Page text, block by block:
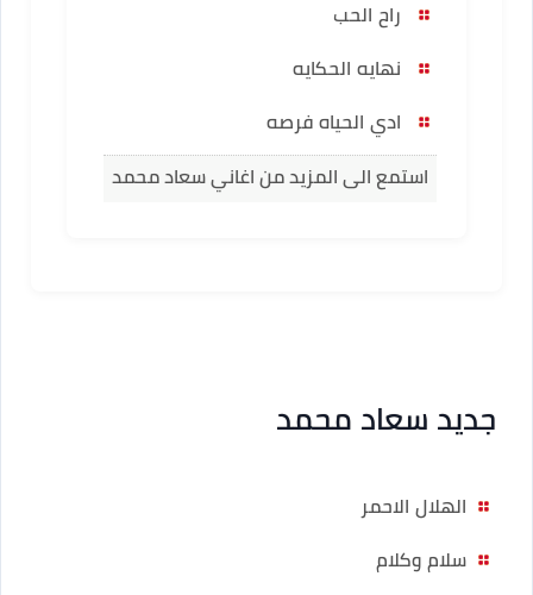
راح الحب
نهايه الحكايه
ادي الحياه فرصه
استمع الى المزيد من اغاني سعاد محمد
جديد سعاد محمد
الهلال الاحمر
سلام وكلام